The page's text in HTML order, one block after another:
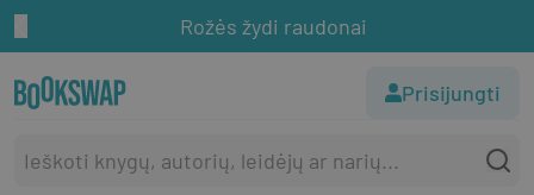
Rožės žydi raudonai
Prisijungti